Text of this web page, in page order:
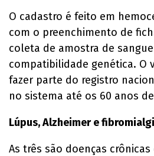
O cadastro é feito em
com o preenchimento de
coleta de amostra de
compatibilidade genética. O
fazer parte do registro
no sistema até os 60 anos
Lúpus, Alzheimer e
As três são doenças crônicas